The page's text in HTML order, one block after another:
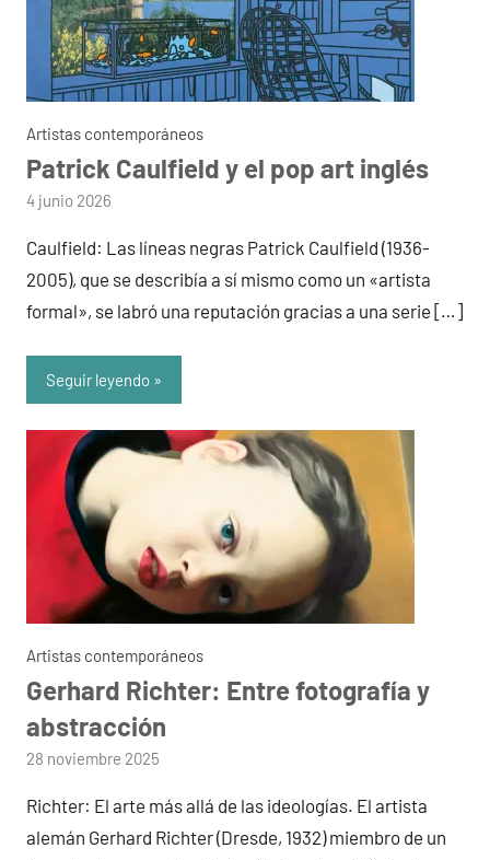
Artistas contemporáneos
Patrick Caulfield y el pop art inglés
por
4 junio 2026
Caulfield: Las líneas negras Patrick Caulfield (1936-
2005), que se describía a sí mismo como un «artista
formal», se labró una reputación gracias a una serie […]
Seguir leyendo
Artistas contemporáneos
Gerhard Richter: Entre fotografía y
abstracción
por
28 noviembre 2025
Richter: El arte más allá de las ideologías. El artista
alemán Gerhard Richter (Dresde, 1932) miembro de un